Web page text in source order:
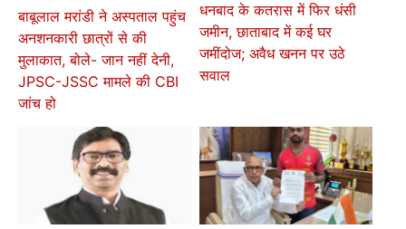
बाबूलाल मरांडी ने अस्पताल पहुंच
अनशनकारी छात्रों से की
मुलाकात, बोले- जान नहीं देनी,
JPSC-JSSC मामले की CBI
जांच हो
धनबाद के कतरास में फिर धंसी
जमीन, छाताबाद में कई घर
जमींदोज; अवैध खनन पर उठे
सवाल